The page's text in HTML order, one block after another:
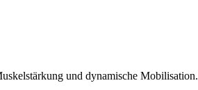
und dynamische Mobilisation.